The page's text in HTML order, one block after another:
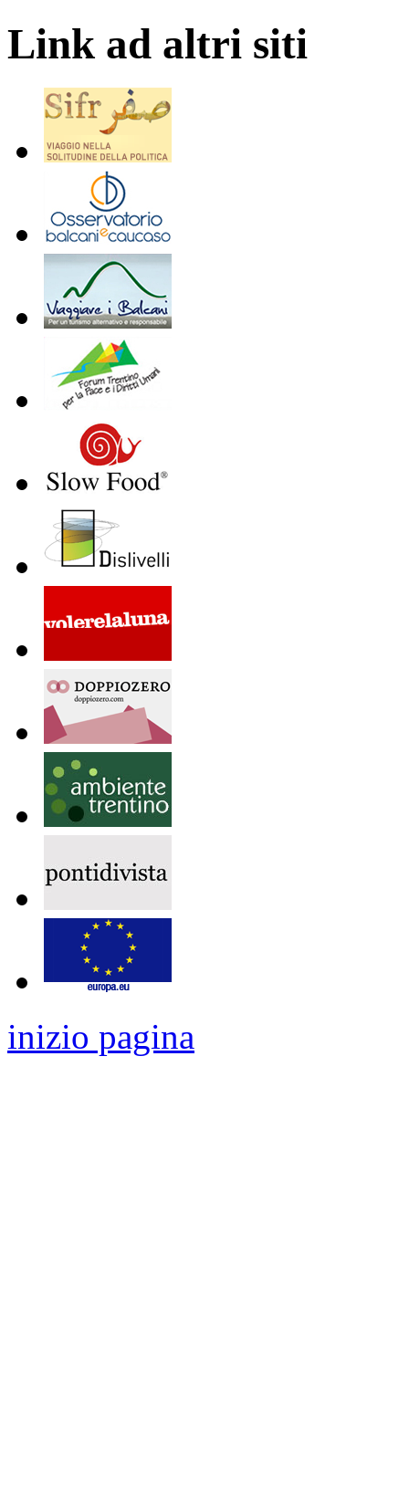
Link ad altri siti
inizio pagina